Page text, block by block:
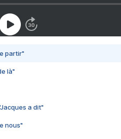
partir"
là"
a dit"
nous"